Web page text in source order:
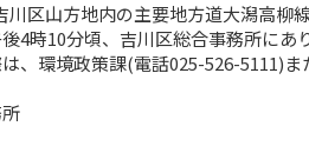
区山方地内の主要地方道大潟高柳
4時10分頃、吉川区総合事務所にあ
、環境政策課(電話025-526-5111)